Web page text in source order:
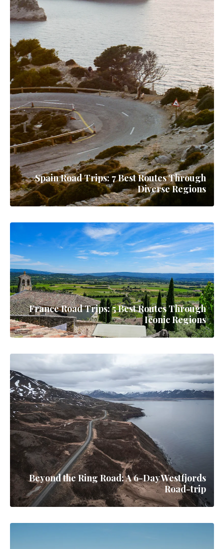
Spain Road Trips: 7 Best Routes Through
Diverse Regions
France Road Trips: 5 Best Routes Through
Iconic Regions
Beyond the Ring Road: A 6-Day Westfjords
Road-trip